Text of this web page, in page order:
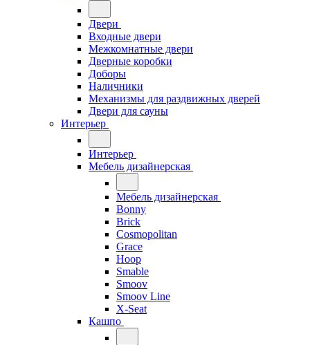
Двери
Входные двери
Межкомнатные двери
Дверные коробки
Доборы
Наличники
Механизмы для раздвижных дверей
Двери для сауны
Интерьер
Интерьер
Мебель дизайнерская
Мебель дизайнерская
Bonny
Brick
Cosmopolitan
Grace
Hoop
Smable
Smoov
Smoov Line
X-Seat
Кашпо